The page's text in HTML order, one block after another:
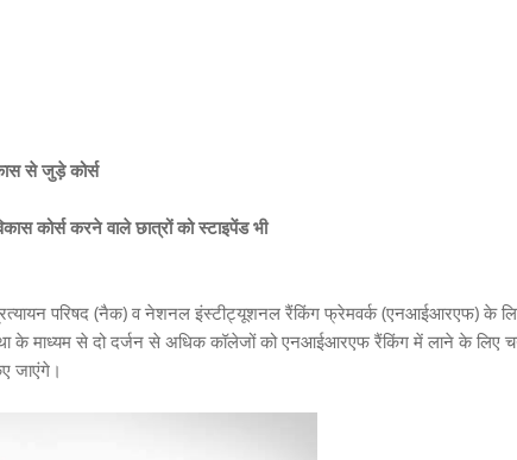
से जुड़े कोर्स
कोर्स करने वाले छात्रों को स्टाइपेंड भी
परिषद (नैक) व नेशनल इंस्टीट्यूशनल रैंकिंग फ्रेमवर्क (एनआईआरएफ) के
के माध्यम से दो दर्जन से अधिक कॉलेजों को एनआईआरएफ रैंकिंग में लाने के लिए
जाएंगे।